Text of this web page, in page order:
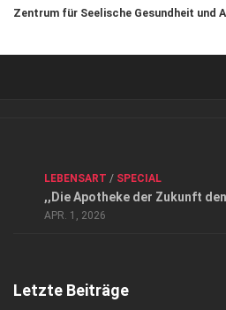
Zentrum für Seelische Gesundheit und
Datenschutzerklärung
Top Magazin Dresden /
LEBENSART / SPECIAL
,,Die Apotheke der Zukunft
APR. 1, 2026
Letzte Beiträge